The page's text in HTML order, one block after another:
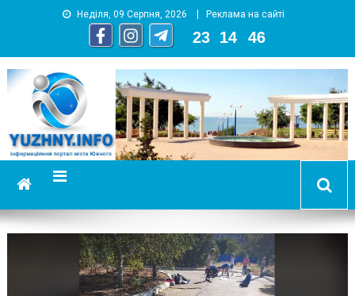
Неділя, 09 Серпня, 2026 Реклама на сайті
23 14 47
YUZHNY.INFO
информационный портал города Южный